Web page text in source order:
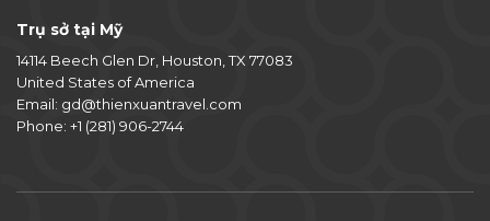
Trụ sở tại Mỹ
14114 Beech Glen Dr, Houston, TX 77083
United States of America
Email: gd@thienxuantravel.com
Phone: +1 (281) 906-2744